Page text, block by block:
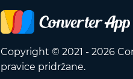
Copyright © 2021 - 2026
pravice pridržane.